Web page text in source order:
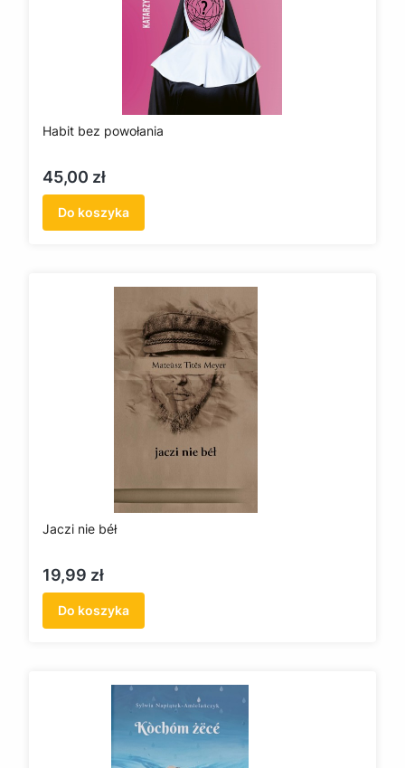
Habit bez powołania
Cena
45,00 zł
Do koszyka
Jaczi nie béł
Cena
19,99 zł
Do koszyka